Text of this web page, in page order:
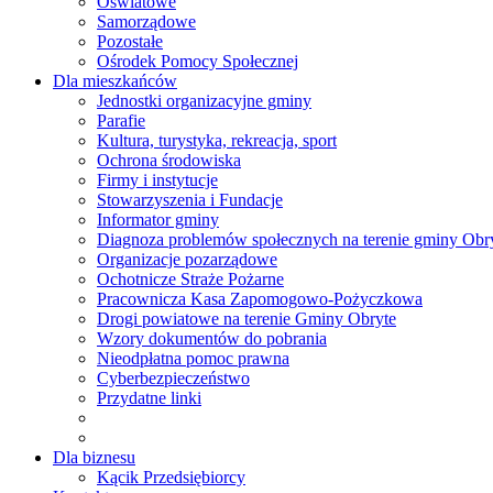
Samorządowe
Pozostałe
Ośrodek Pomocy Społecznej
Dla mieszkańców
Jednostki organizacyjne gminy
Parafie
Kultura, turystyka, rekreacja, sport
Ochrona środowiska
Firmy i instytucje
Stowarzyszenia i Fundacje
Informator gminy
Diagnoza problemów społecznych na terenie gminy
Organizacje pozarządowe
Ochotnicze Straże Pożarne
Pracownicza Kasa Zapomogowo-Pożyczkowa
Drogi powiatowe na terenie Gminy Obryte
Wzory dokumentów do pobrania
Nieodpłatna pomoc prawna
Cyberbezpieczeństwo
Przydatne linki
Dla biznesu
Kącik Przedsiębiorcy